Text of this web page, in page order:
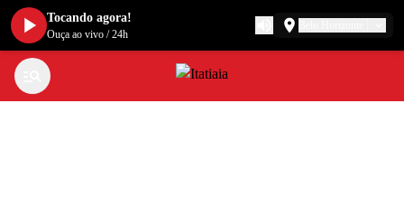
Tocando agora!
Ouça ao vivo /24h